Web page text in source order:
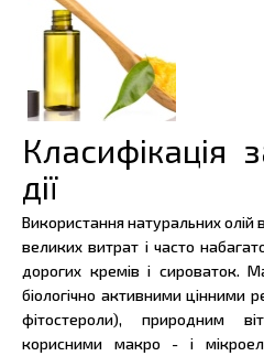
Класифікація
дії
Використання натуральних олій
великих витрат і часто
дорогих кремів і сироваток.
біологічно активними цінними
фітостероли), природним
корисними макро - і